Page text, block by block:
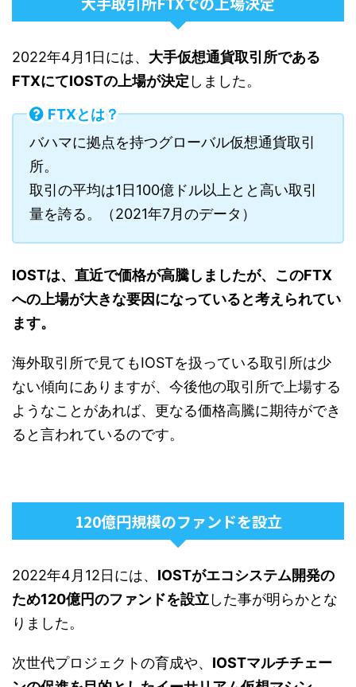
2022年4月1日には、 大手仮想通貨取引所である
FTXにてIOSTの上場が決定 しました。
FTXとは？
バハマに拠点を持つグローバル仮想通貨取引
所。
取引の平均は1日100億ドル以上とと高い取引
量を誇る。（2021年7月のデータ）
IOSTは、直近で価格が高騰しましたが、このFTX
への上場が大きな要因になっていると考えられてい
ます。
海外取引所で見てもIOSTを扱っている取引所は少
ない傾向にありますが、今後他の取引所で上場する
ようなことがあれば、更なる価格高騰に期待ができ
ると言われているのです。
120億円規模のファンドを設立
2022年4月12日には、 IOSTがエコシステム開発の
ため120億円のファンドを設立した事が明らかとな
りました。
次世代プロジェクトの育成や、 IOSTマルチチェー